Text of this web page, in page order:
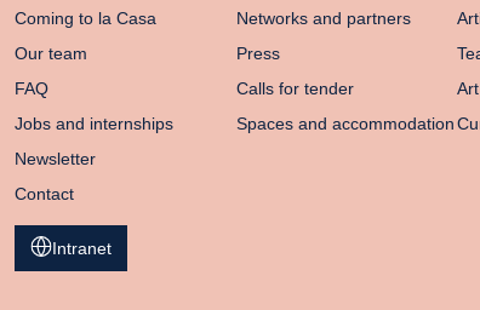
Coming to la Casa
Our team
FAQ
Jobs and internships
Newsletter
Contact
Networks and partners
Press
Calls for tender
Spaces and accommodation
Intranet